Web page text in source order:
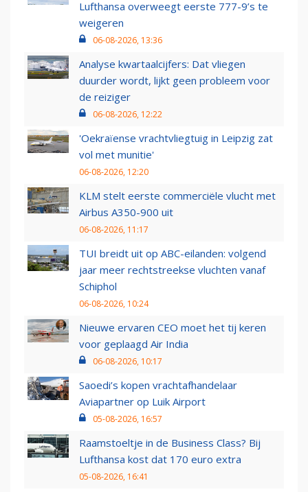
Lufthansa overweegt eerste 777-9’s te
weigeren
06-08-2026, 13:36
Analyse kwartaalcijfers: Dat vliegen
duurder wordt, lijkt geen probleem voor
de reiziger
06-08-2026, 12:22
'Oekraïense vrachtvliegtuig in Leipzig zat
vol met munitie'
06-08-2026, 12:20
KLM stelt eerste commerciële vlucht met
Airbus A350-900 uit
06-08-2026, 11:17
TUI breidt uit op ABC-eilanden: volgend
jaar meer rechtstreekse vluchten vanaf
Schiphol
06-08-2026, 10:24
Nieuwe ervaren CEO moet het tij keren
voor geplaagd Air India
06-08-2026, 10:17
Saoedi’s kopen vrachtafhandelaar
Aviapartner op Luik Airport
05-08-2026, 16:57
Raamstoeltje in de Business Class? Bij
Lufthansa kost dat 170 euro extra
05-08-2026, 16:41